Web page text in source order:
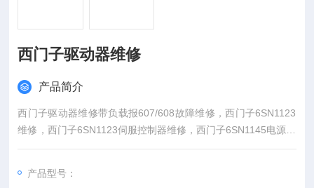
西门子驱动器维修
产品简介
西门子驱动器维修带负载报607/608故障维修，西门子6SN1123
维修，西门子6SN1123伺服控制器维修，西门子6SN1145电源模
块维修，6SN1146电源维修,6SN1118驱动器维修，6SN1121维
失败故障报警，X轴故障，Y轴驱动不工作，Z轴报警，西门子电
产品型号：